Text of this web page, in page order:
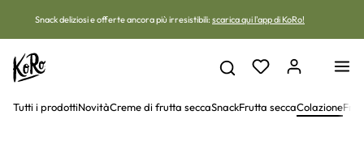
Snack deliziosi e offerte ancora più irresistibili: scarica qui l'app di KoRo!
Tutti i prodottiNovitàCreme di frutta seccaSnackFrutta seccaColazione